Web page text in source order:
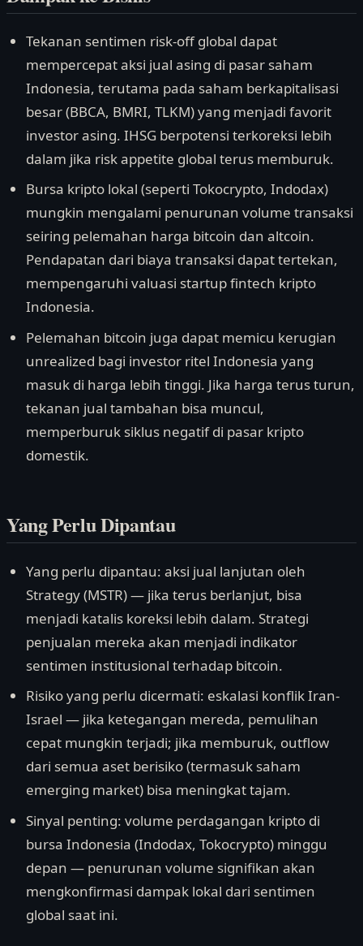
Tekanan sentimen risk-off global dapat
mempercepat aksi jual asing di pasar saham
Indonesia, terutama pada saham berkapitalisasi
besar (BBCA, BMRI, TLKM) yang menjadi favorit
investor asing. IHSG berpotensi terkoreksi lebih
dalam jika risk appetite global terus memburuk.
Bursa kripto lokal (seperti Tokocrypto, Indodax)
mungkin mengalami penurunan volume transaksi
seiring pelemahan harga bitcoin dan altcoin.
Pendapatan dari biaya transaksi dapat tertekan,
mempengaruhi valuasi startup fintech kripto
Indonesia.
Pelemahan bitcoin juga dapat memicu kerugian
unrealized bagi investor ritel Indonesia yang
masuk di harga lebih tinggi. Jika harga terus turun,
tekanan jual tambahan bisa muncul,
memperburuk siklus negatif di pasar kripto
domestik.
Yang Perlu Dipantau
Yang perlu dipantau: aksi jual lanjutan oleh
Strategy (MSTR) — jika terus berlanjut, bisa
menjadi katalis koreksi lebih dalam. Strategi
penjualan mereka akan menjadi indikator
sentimen institusional terhadap bitcoin.
Risiko yang perlu dicermati: eskalasi konflik Iran-
Israel — jika ketegangan mereda, pemulihan
cepat mungkin terjadi; jika memburuk, outflow
dari semua aset berisiko (termasuk saham
emerging market) bisa meningkat tajam.
Sinyal penting: volume perdagangan kripto di
bursa Indonesia (Indodax, Tokocrypto) minggu
depan — penurunan volume signifikan akan
mengkonfirmasi dampak lokal dari sentimen
global saat ini.